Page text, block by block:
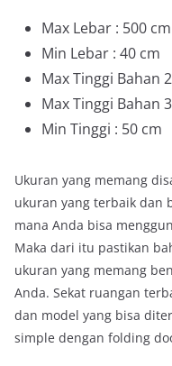
Max Lebar : 500 cm
Min Lebar : 40 cm
Max Tinggi Bahan
Max Tinggi Bahan
Min Tinggi : 50 cm
Ukuran yang memang
ukuran yang terbaik dan
mana Anda bisa
Maka dari itu pastikan
ukuran yang memang
Anda. Sekat ruangan
dan model yang bisa
simple dengan folding